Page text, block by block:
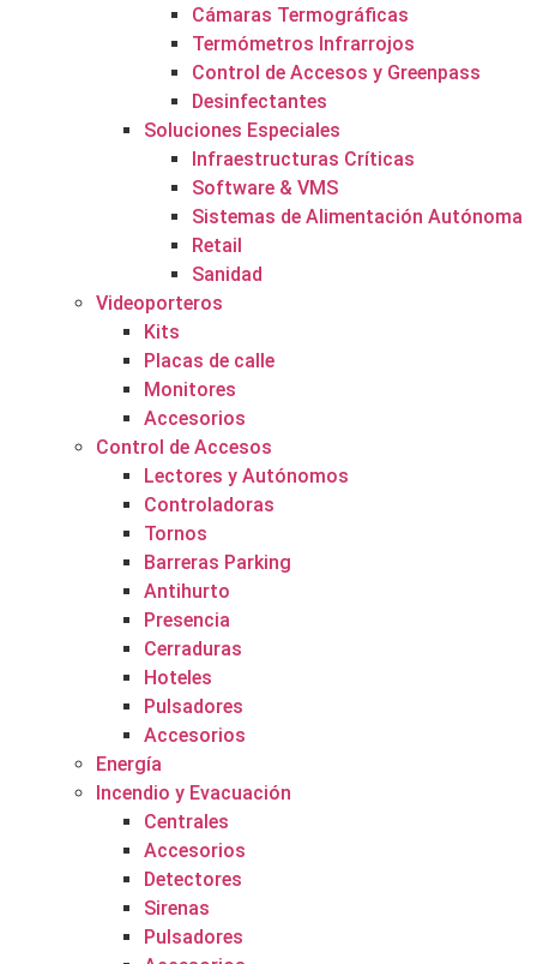
Cámaras Termográficas
Termómetros Infrarrojos
Control de Accesos y Greenpass
Desinfectantes
Soluciones Especiales
Infraestructuras Críticas
Software & VMS
Sistemas de Alimentación Autónoma
Retail
Sanidad
Videoporteros
Kits
Placas de calle
Monitores
Accesorios
Control de Accesos
Lectores y Autónomos
Controladoras
Tornos
Barreras Parking
Antihurto
Presencia
Cerraduras
Hoteles
Pulsadores
Accesorios
Energía
Incendio y Evacuación
Centrales
Accesorios
Detectores
Sirenas
Pulsadores